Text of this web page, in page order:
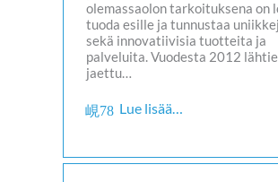
olemassaolon tarkoituksena on
tuoda esille ja tunnustaa
sekä innovatiivisia tuotteita ja
palveluita. Vuodesta 2012
jaettu…
Lue lisää…